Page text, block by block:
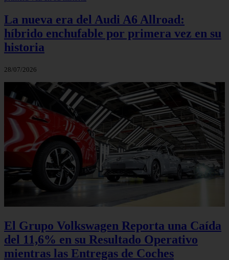
La nueva era del Audi A6 Allroad:
híbrido enchufable por primera vez en su
historia
28/07/2026
El Grupo Volkswagen Reporta una Caída
del 11,6% en su Resultado Operativo
mientras las Entregas de Coches